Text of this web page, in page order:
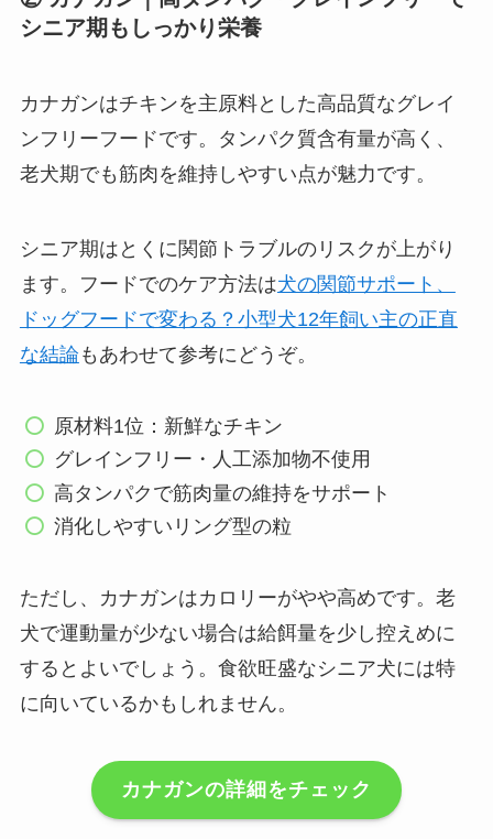
シニア期もしっかり栄養
カナガンはチキンを主原料とした高品質なグレイ
ンフリーフードです。タンパク質含有量が高く、
老犬期でも筋肉を維持しやすい点が魅力です。
シニア期はとくに関節トラブルのリスクが上がり
ます。フードでのケア方法は犬の関節サポート、
ドッグフードで変わる？小型犬12年飼い主の正直
な結論 もあわせて参考にどうぞ。
原材料1位：新鮮なチキン
グレインフリー・人工添加物不使用
高タンパクで筋肉量の維持をサポート
消化しやすいリング型の粒
ただし、カナガンはカロリーがやや高めです。老
犬で運動量が少ない場合は給餌量を少し控えめに
するとよいでしょう。食欲旺盛なシニア犬には特
に向いているかもしれません。
カナガンの詳細をチェック